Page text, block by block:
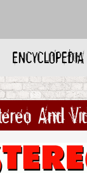
ENCYCLOPEDIA
And